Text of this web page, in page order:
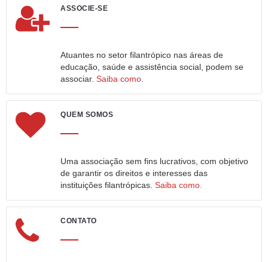
ASSOCIE-SE
Atuantes no setor filantrópico nas áreas de
educação, saúde e assistência social, podem se
associar. Saiba como.
QUEM SOMOS
Uma associação sem fins lucrativos, com objetivo
de garantir os direitos e interesses das
instituições filantrópicas. Saiba como.
CONTATO